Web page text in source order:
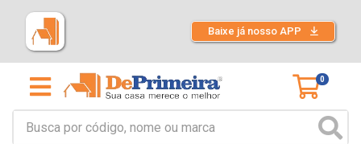
Baixe já nosso APP
0